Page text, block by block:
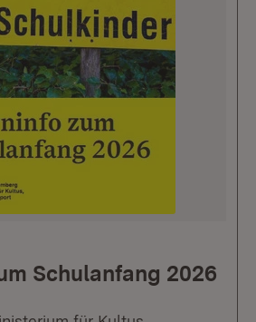
Schulanfang 2026